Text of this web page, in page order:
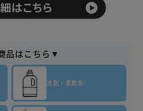
品はこちら▼
洗剤・柔軟剤